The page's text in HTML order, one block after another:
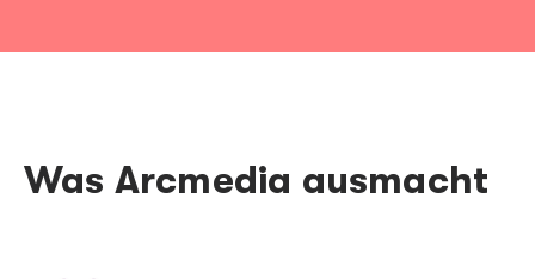
Was Arcmedia ausmacht